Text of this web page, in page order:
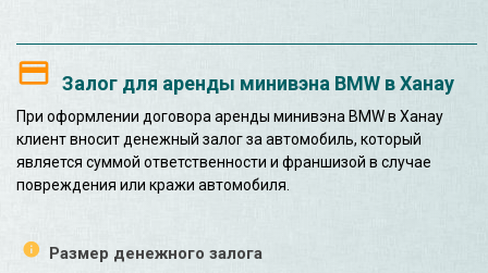
Залог для аренды минивэна BMW в Ханау
При оформлении договора аренды минивэна BMW в Ханау
клиент вносит денежный залог за автомобиль, который
является суммой ответственности и франшизой в случае
повреждения или кражи автомобиля.
Размер денежного залога